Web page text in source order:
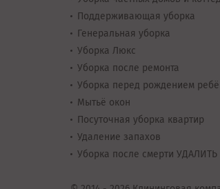
Поддерживающая уборка
Генеральная уборка
Уборка Люкс
Уборка после ремонта
Уборка перед рождением
Мытьё окон
Посуточная уборка квартир
Удаление запахов
Уборка после смерти УДАЛИТЬ